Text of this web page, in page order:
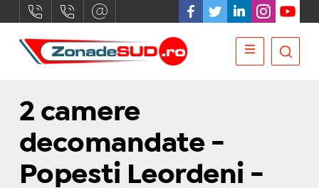
2 camere
decomandate -
Popesti Leordeni -